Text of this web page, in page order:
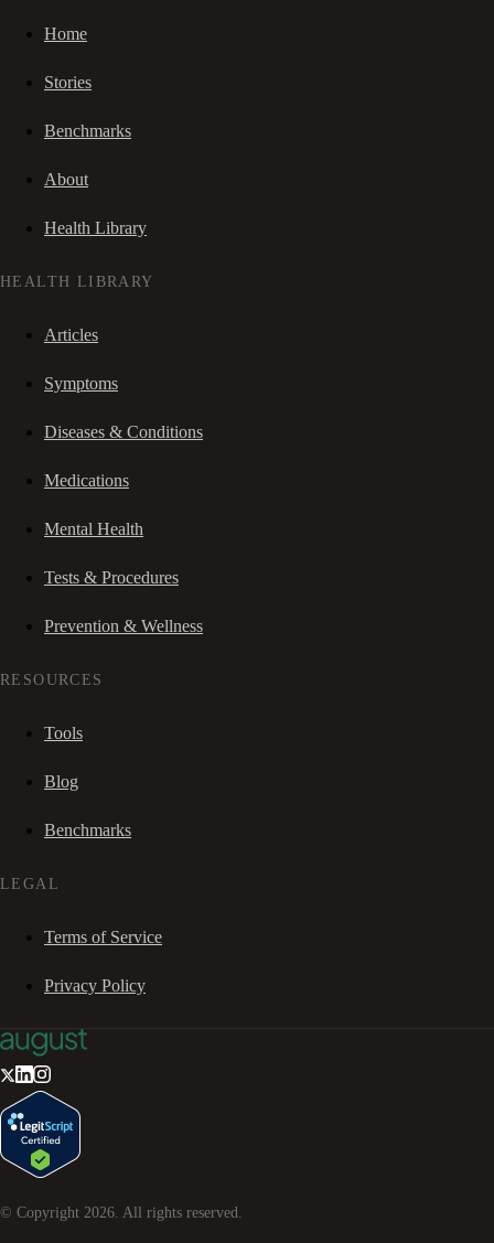
Home
Stories
Benchmarks
About
Health Library
HEALTH LIBRARY
Articles
Symptoms
Diseases & Conditions
Medications
Mental Health
Tests & Procedures
Prevention & Wellness
RESOURCES
Tools
Blog
Benchmarks
LEGAL
Terms of Service
Privacy Policy
© Copyright 2026 . All rights reserved.